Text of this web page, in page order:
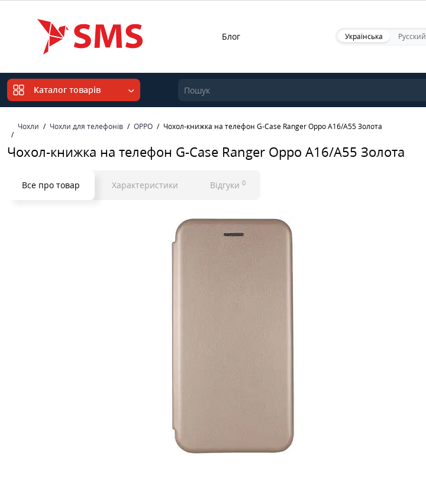
Блог Українська Русский
Каталог товарів
Чохли Чохли для телефонів OPPO Чохол-книжка на телефон G-Case Ranger Oppo A16/A55 Золота
Чохол-книжка на телефон G-Case Ranger Oppo A16/A55 Золота
Все про товар Характеристики Відгуки 0